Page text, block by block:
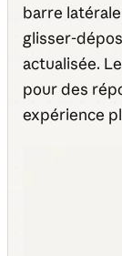
barre
glisser-
actualisée.
pour des
expérience